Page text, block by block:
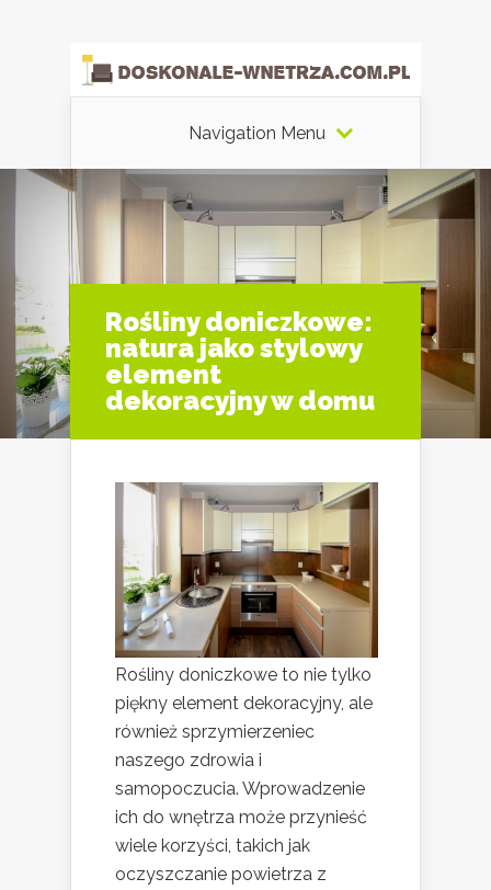
Navigation Menu
Rośliny doniczkowe:
natura jako stylowy
element
dekoracyjny w domu
Rośliny doniczkowe to nie tylko
piękny element dekoracyjny, ale
również sprzymierzeniec
naszego zdrowia i
samopoczucia. Wprowadzenie
ich do wnętrza może przynieść
wiele korzyści, takich jak
oczyszczanie powietrza z